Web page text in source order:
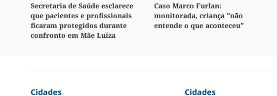
Secretaria de Saúde esclarece
que pacientes e profissionais
ficaram protegidos durante
confronto em Mãe Luíza
Caso Marco Furlan:
monitorada, criança "não
entende o que aconteceu"
Cidades Cidades